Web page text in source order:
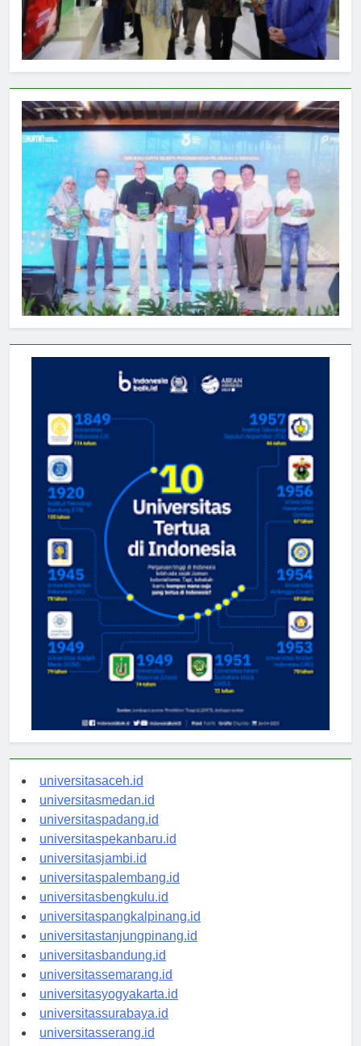
universitasaceh.id
universitasmedan.id
universitaspadang.id
universitaspekanbaru.id
universitasjambi.id
universitaspalembang.id
universitasbengkulu.id
universitaspangkalpinang.id
universitastanjungpinang.id
universitasbandung.id
universitassemarang.id
universitasyogyakarta.id
universitassurabaya.id